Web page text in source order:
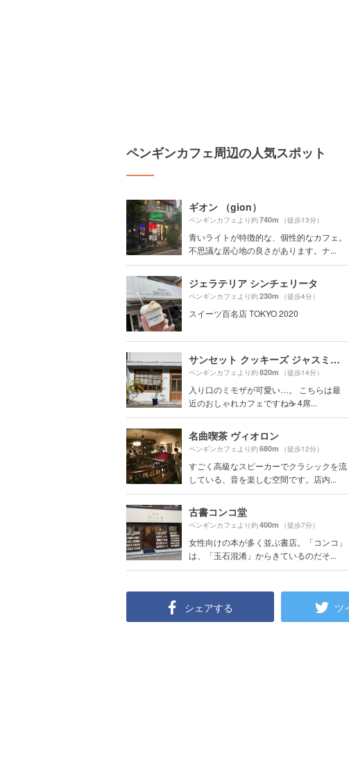
ペンギンカフェ周辺の人気スポット
ギオン （gion）
ペンギンカフェより約740m （徒歩13分）
青いライトが特徴的な、個性的なカフェ。
不思議な居心地の良さがあります。ナ...
ジェラテリア シンチェリータ
ペンギンカフェより約230m （徒歩4分）
スイーツ百名店 TOKYO 2020
サンセット クッキーズ ジャスミン （sunset cookies jasmine）
ペンギンカフェより約820m （徒歩14分）
入り口のミモザが可愛い…。 こちらは最
近のおしゃれカフェですね☕️ 4席...
名曲喫茶 ヴィオロン
ペンギンカフェより約680m （徒歩12分）
すごく高級なスピーカーでクラシックを流
している、音を楽しむ空間です。店内...
古書コンコ堂
ペンギンカフェより約400m （徒歩7分）
女性向けの本が多く並ぶ書店。「コンコ」
は、「玉石混淆」からきているのだそ...
シェアする ツ